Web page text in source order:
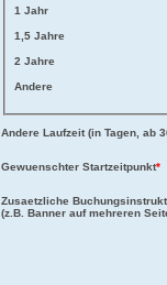
1 Jahr
1,5 Jahre
2 Jahre
Andere
Andere Laufzeit (in Tagen, ab
Gewuenschter Startzeitpunkt*
Zusaetzliche
(z.B. Banner auf mehreren